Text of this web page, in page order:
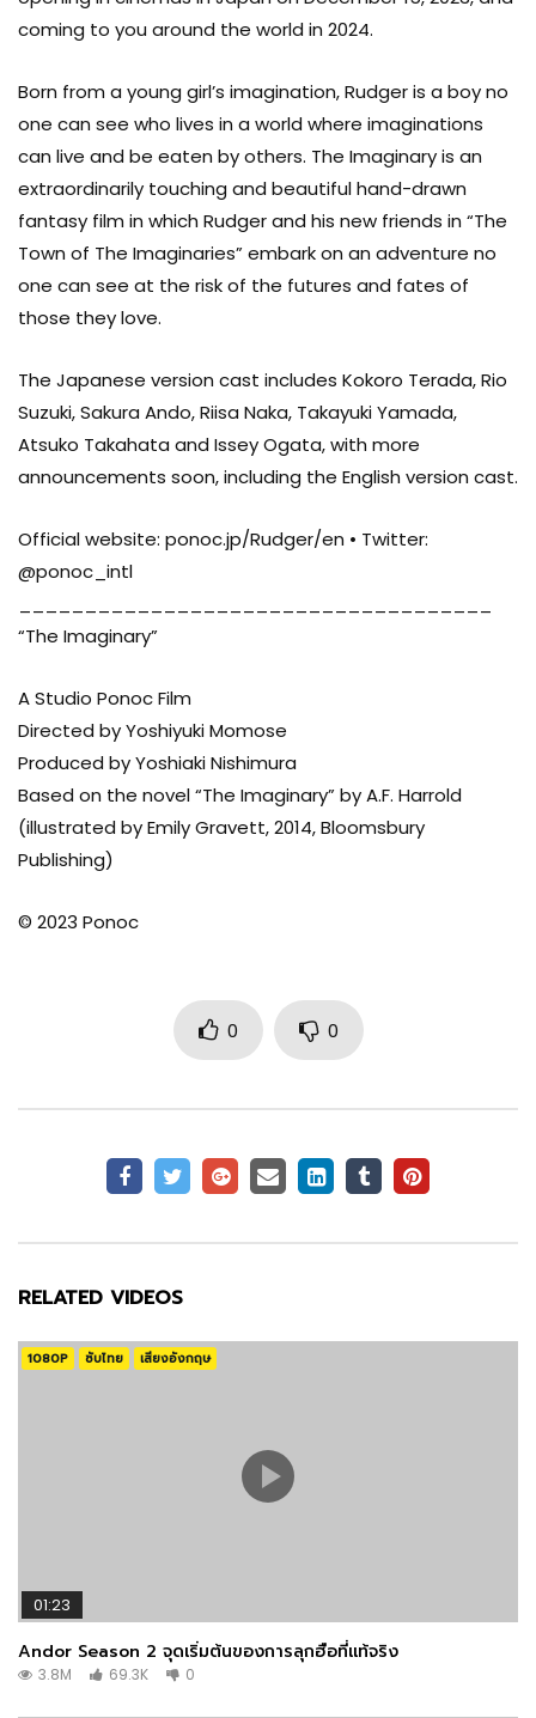
Emily Gravett
coming to you around the world in 2024.
Born from a young girl’s imagination, Rudger is a boy no
one can see who lives in a world where imaginations
can live and be eaten by others. The Imaginary is an
extraordinarily touching and beautiful hand-drawn
fantasy film in which Rudger and his new friends in “The
Town of The Imaginaries” embark on an adventure no
one can see at the risk of the futures and fates of
those they love.
The Japanese version cast includes Kokoro Terada, Rio
Suzuki, Sakura Ando, Riisa Naka, Takayuki Yamada,
Atsuko Takahata and Issey Ogata, with more
announcements soon, including the English version cast.
Official website: ponoc.jp/Rudger/en • Twitter:
@ponoc_intl
“The Imaginary”
A Studio Ponoc Film
Directed by Yoshiyuki Momose
Produced by Yoshiaki Nishimura
Based on the novel “The Imaginary” by A.F. Harrold
(illustrated by Emily Gravett, 2014, Bloomsbury
Publishing)
© 2023 Ponoc
0 0
RELATED VIDEOS
1080P ซับไทย เสียงอังกฤษ
01:23
Andor Season 2 จุดเริ่มต้นของการลุกฮือที่แท้จริง
3.8M 69.3K 0